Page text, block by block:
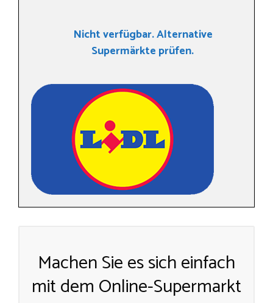
Nicht verfügbar. Alternative
Supermärkte prüfen.
Machen Sie es sich einfach
mit dem Online-Supermarkt